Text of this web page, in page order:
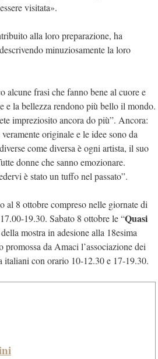
visitata».
alla loro preparazione, ha
minuziosamente la loro
alcune frasi che fanno bene al cuore e
e la bellezza rendono più bello il mondo.
impreziosito ancora do più”. Ancora:
originale e le idee sono da
come diversa è ogni artista, il suo
donne che sanno emozionare.
è stato un tuffo nel passato”.
al 8 ottobre compreso nelle giornate di
19.30. Sabato 8 ottobre le “Quasi
mostra in adesione alla 18esima
promossa da Amaci l’associazione dei
italiani con orario 10-12.30 e 17-19.30.